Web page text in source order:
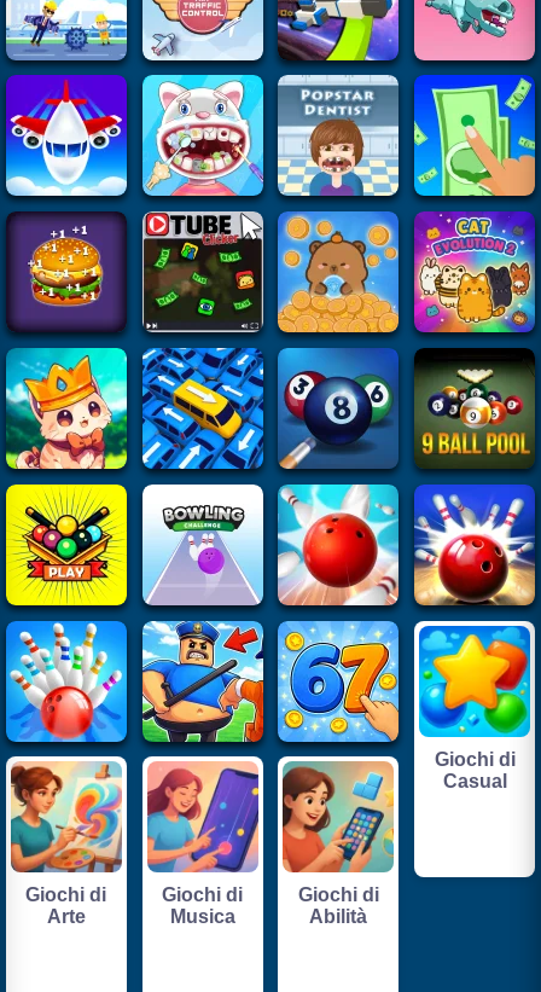
Giochi di
Casual
Giochi di
Arte
Giochi di
Musica
Giochi di
Abilità